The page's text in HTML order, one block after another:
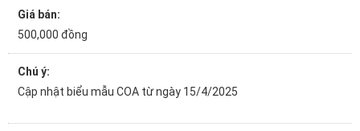
Giá bán:
500,000 đồng
Chú ý:
Cập nhật biểu mẫu COA từ ngày 15/4/2025